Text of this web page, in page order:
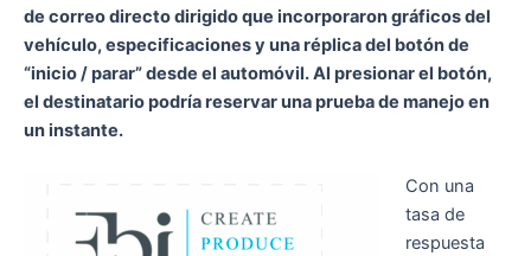
de correo directo dirigido que incorporaron gráficos del
vehículo, especificaciones y una réplica del botón de
“inicio / parar” desde el automóvil. Al presionar el botón,
el destinatario podría reservar una prueba de manejo en
un instante.
Con una
tasa de
respuesta